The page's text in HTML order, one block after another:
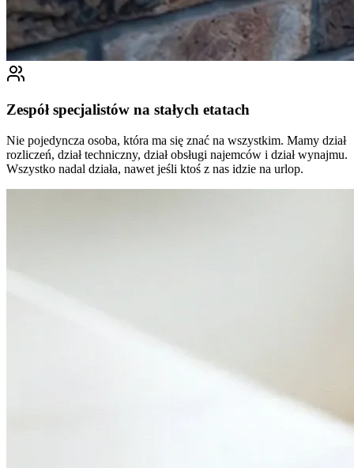
Zespół specjalistów na stałych etatach
Nie pojedyncza osoba, która ma się znać na wszystkim. Mamy dział
rozliczeń, dział techniczny, dział obsługi najemców i dział wynajmu.
Wszystko nadal działa, nawet jeśli ktoś z nas idzie na urlop.